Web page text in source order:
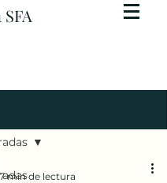
7 min de lectura